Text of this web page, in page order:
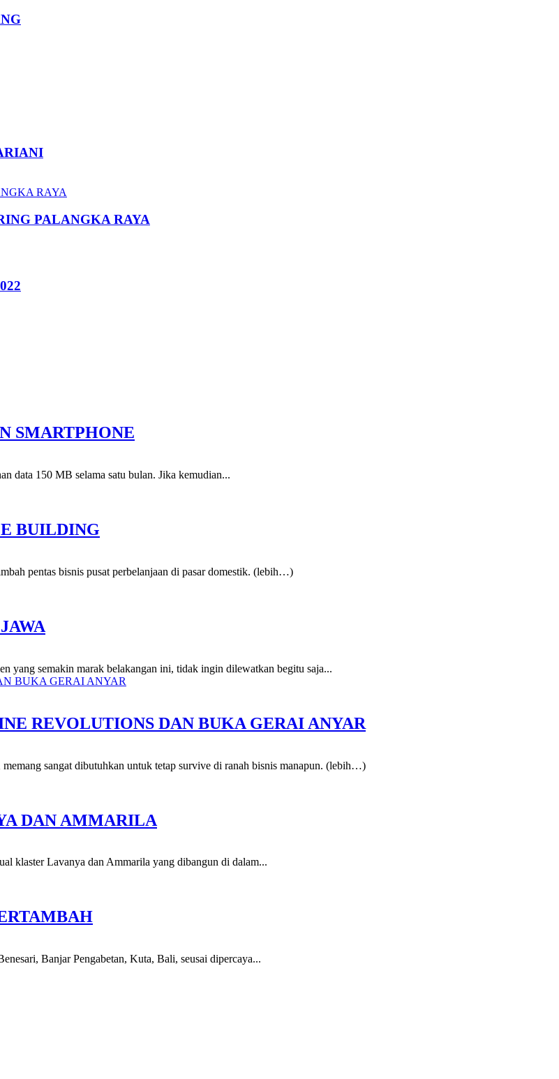
PALANGKA RAYA
SMARTPHONE
data 150 MB selama satu bulan. Jika kemudian...
BUILDING
pentas bisnis pusat perbelanjaan di pasar domestik. (lebih…)
yang semakin marak belakangan ini, tidak ingin dilewatkan begitu saja...
REVOLUTIONS DAN BUKA GERAI ANYAR
sangat dibutuhkan untuk tetap survive di ranah bisnis manapun. (lebih…)
DAN AMMARILA
klaster Lavanya dan Ammarila yang dibangun di dalam...
Banjar Pengabetan, Kuta, Bali, seusai dipercaya...